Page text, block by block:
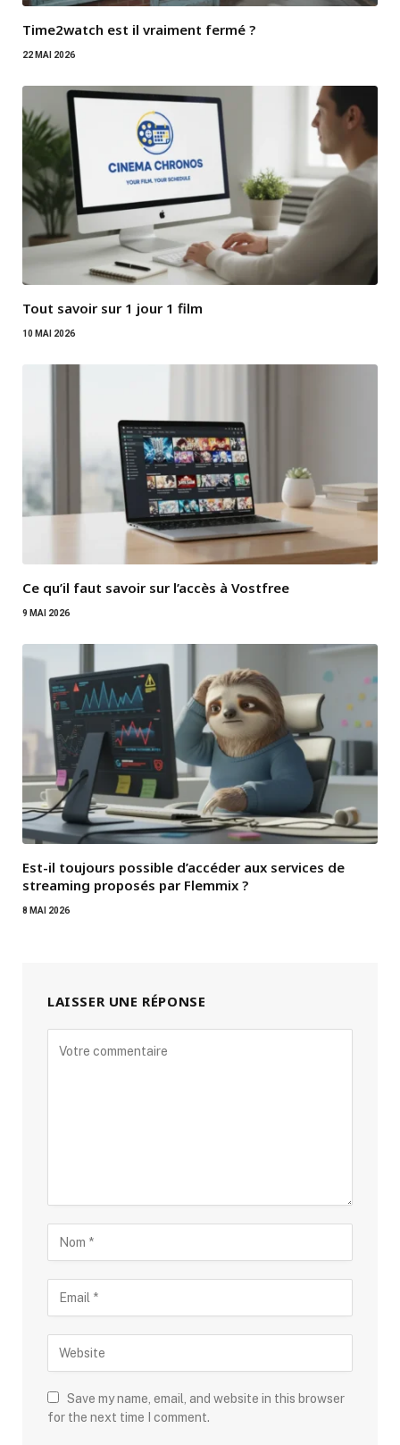
Time2watch est il vraiment fermé ?
22 MAI 2026
Tout savoir sur 1 jour 1 film
10 MAI 2026
Ce qu’il faut savoir sur l’accès à Vostfree
9 MAI 2026
Est-il toujours possible d’accéder aux services de
streaming proposés par Flemmix ?
8 MAI 2026
LAISSER UNE RÉPONSE
Save my name, email, and website in this browser
for the next time I comment.